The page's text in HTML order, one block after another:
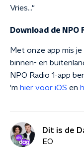
Vries..."
Download de NPO
Met onze app mis
binnen- en
NPO Radio 1-app
'm hier voor iOS en
Dit is de
EO